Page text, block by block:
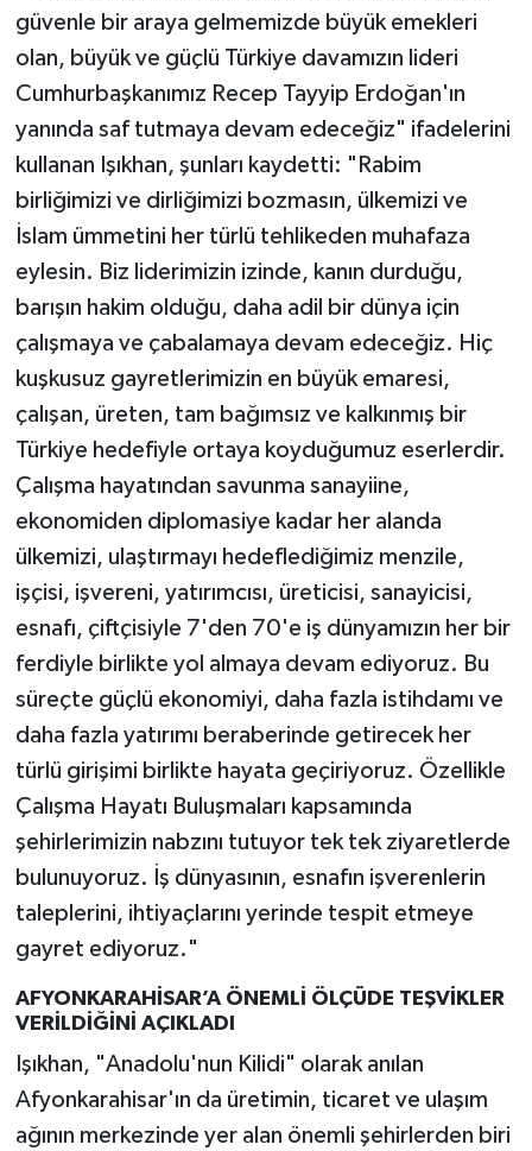
güvenle bir araya gelmemizde büyük emekleri
olan, büyük ve güçlü Türkiye davamızın lideri
Cumhurbaşkanımız Recep Tayyip Erdoğan'ın
yanında saf tutmaya devam edeceğiz" ifadelerini
kullanan Işıkhan, şunları kaydetti: "Rabim
birliğimizi ve dirliğimizi bozmasın, ülkemizi ve
İslam ümmetini her türlü tehlikeden muhafaza
eylesin. Biz liderimizin izinde, kanın durduğu,
barışın hakim olduğu, daha adil bir dünya için
çalışmaya ve çabalamaya devam edeceğiz. Hiç
kuşkusuz gayretlerimizin en büyük emaresi,
çalışan, üreten, tam bağımsız ve kalkınmış bir
Türkiye hedefiyle ortaya koyduğumuz eserlerdir.
Çalışma hayatından savunma sanayiine,
ekonomiden diplomasiye kadar her alanda
ülkemizi, ulaştırmayı hedeflediğimiz menzile,
işçisi, işvereni, yatırımcısı, üreticisi, sanayicisi,
esnafı, çiftçisiyle 7'den 70'e iş dünyamızın her bir
ferdiyle birlikte yol almaya devam ediyoruz. Bu
süreçte güçlü ekonomiyi, daha fazla istihdamı ve
daha fazla yatırımı beraberinde getirecek her
türlü girişimi birlikte hayata geçiriyoruz. Özellikle
Çalışma Hayatı Buluşmaları kapsamında
şehirlerimizin nabzını tutuyor tek tek ziyaretlerde
bulunuyoruz. İş dünyasının, esnafın işverenlerin
taleplerini, ihtiyaçlarını yerinde tespit etmeye
gayret ediyoruz."
AFYONKARAHİSAR’A ÖNEMLİ ÖLÇÜDE TEŞVİKLER
VERİLDİĞİNİ AÇIKLADI
Işıkhan, "Anadolu'nun Kilidi" olarak anılan
Afyonkarahisar'ın da üretimin, ticaret ve ulaşım
ağının merkezinde yer alan önemli şehirlerden biri